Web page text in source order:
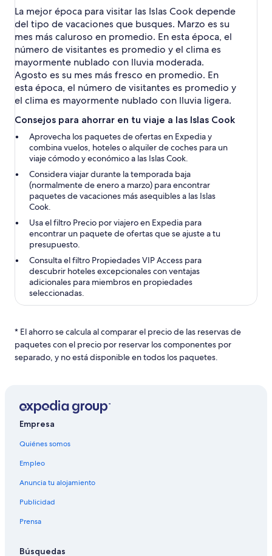
La mejor época para visitar las Islas Cook depende
del tipo de vacaciones que busques. Marzo es su
mes más caluroso en promedio. En esta época, el
número de visitantes es promedio y el clima es
mayormente nublado con lluvia moderada.
Agosto es su mes más fresco en promedio. En
esta época, el número de visitantes es promedio y
el clima es mayormente nublado con lluvia ligera.
Consejos para ahorrar en tu viaje a las Islas Cook
Aprovecha los paquetes de ofertas en Expedia y
combina vuelos, hoteles o alquiler de coches para un
viaje cómodo y económico a las Islas Cook.
Considera viajar durante la temporada baja
(normalmente de enero a marzo) para encontrar
paquetes de vacaciones más asequibles a las Islas
Cook.
Usa el filtro Precio por viajero en Expedia para
encontrar un paquete de ofertas que se ajuste a tu
presupuesto.
Consulta el filtro Propiedades VIP Access para
descubrir hoteles excepcionales con ventajas
adicionales para miembros en propiedades
seleccionadas.
* El ahorro se calcula al comparar el precio de las reservas de
paquetes con el precio por reservar los componentes por
separado, y no está disponible en todos los paquetes.
Empresa
Quiénes somos
Empleo
Anuncia tu alojamiento
Publicidad
Prensa
Búsquedas